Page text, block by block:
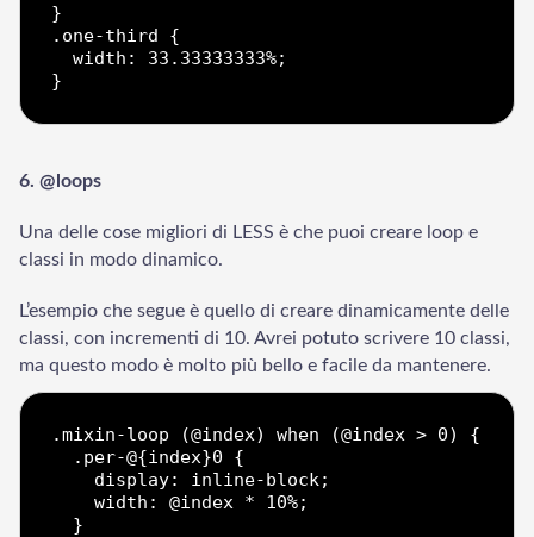
}
.one-third {
  width: 33.33333333%;
6. @loops
Una delle cose migliori di LESS è che puoi creare loop e
classi in modo dinamico.
L’esempio che segue è quello di creare dinamicamente delle
classi, con incrementi di 10. Avrei potuto scrivere 10 classi,
ma questo modo è molto più bello e facile da mantenere.
.mixin-loop (@index) when (@index > 0) {
    width: @index * 10%;
Start Chat